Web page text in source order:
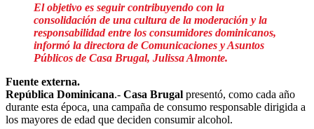
El objetivo es seguir contribuyendo con la
consolidación de una cultura de la moderación y la
responsabilidad entre los consumidores dominicanos,
informó la directora de Comunicaciones y Asuntos
Públicos de Casa Brugal, Julissa Almonte.
Fuente externa.
República Dominicana.- Casa Brugal presentó, como cada año
durante esta época, una campaña de consumo responsable dirigida a
los mayores de edad que deciden consumir alcohol.